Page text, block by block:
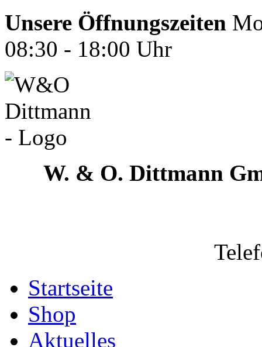
Unsere Öffnungszeiten
08:30 - 18:00 Uhr
W. & O. Dittmann
Startseite
Shop
Aktuelles